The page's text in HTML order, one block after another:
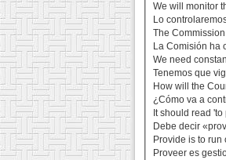
We will monitor
Lo
The
La Comisión ha
We need
Tenemos que
How will the
¿Cómo va a
It should read
Debe decir
Provide is to run
Proveer es